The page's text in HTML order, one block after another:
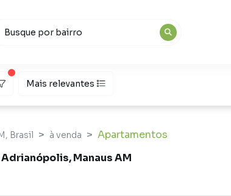
Mais relevantes
Brasil à venda
Apartamentos
Manaus AM